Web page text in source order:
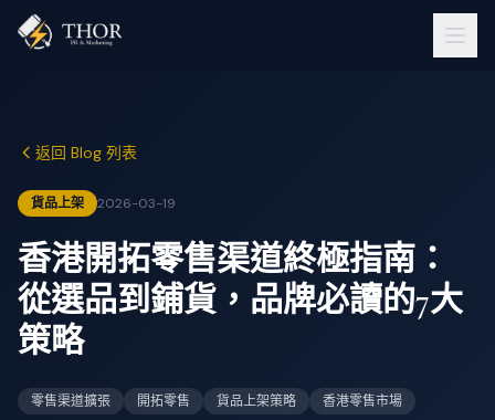
返回 Blog 列表
貨品上架 2026-03-19
香港開拓零售渠道終極指南：
從選品到鋪貨，品牌必讀的7大
策略
零售渠道擴張 開拓零售 貨品上架策略 香港零售市場